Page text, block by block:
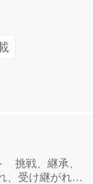
挑戦、継承、
、受け継がれ、